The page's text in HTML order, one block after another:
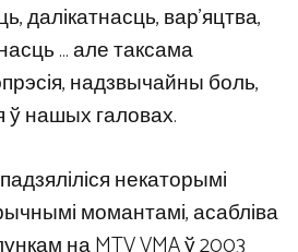
далікатнасць, вар’яцтва,
… але таксама
надзвычайны боль,
ў нашых галовах.
некаторымі
момантамі, асабліва